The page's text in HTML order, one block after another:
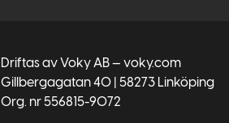
Driftas av Voky AB — voky.com
Gillbergagatan 40 | 58273 Linköping
Org. nr 556815-9072